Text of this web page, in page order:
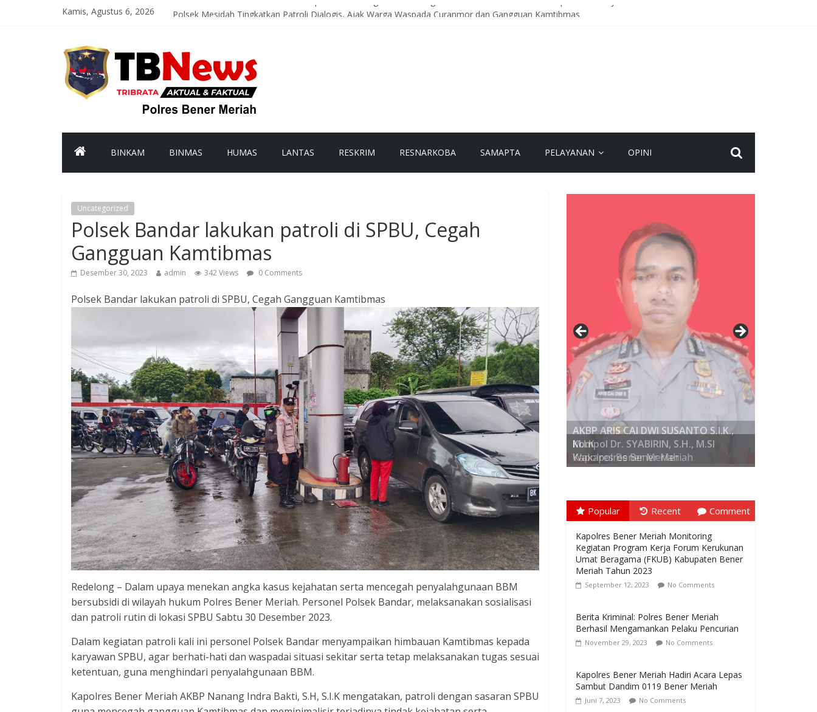
Kamis, Agustus 6, 2026
Satreskrim Polres Bener Meriah Limpahkan Tersangka dan Barang Bukti Kasus Kekerasan terhadap Anak ke Kejaksaan
Polres Bener Meriah Ikuti Binrohtal Virtual, Perkuat Integritas dan Spirit Pengabdian Personel
Latih Kemampuan Personel, Satsamapta Polres Bener Meriah Gelar Latihan Dalmas Awal
BINKAM BINMAS HUMAS LANTAS RESKRIM RESNARKOBA SAMAPTA PELAYANAN OPINI
Uncategorized
Polsek Bandar lakukan patroli di SPBU, Cegah
Gangguan Kamtibmas
Desember 30, 2023 admin 342 Views 0 Comments
Polsek Bandar lakukan patroli di SPBU, Cegah Gangguan Kamtibmas
Redelong – Dalam upaya menekan angka kasus kejahatan serta mencegah penyalahgunaan BBM
bersubsidi di wilayah hukum Polres Bener Meriah. Personel Polsek Bandar, melaksanakan sosialisasi
dan patroli rutin di lokasi SPBU Sabtu 30 Desember 2023.
Dalam kegiatan patroli kali ini personel Polsek Bandar menyampaikan himbauan Kamtibmas kepada
karyawan SPBU, agar berhati-hati dan waspadai situasi sekitar serta tetap melaksanakan tugas sesuai
ketentuan, guna menghindari penyalahgunaan BBM.
Kapolres Bener Meriah AKBP Nanang Indra Bakti, S.H, S.I.K mengatakan, patroli dengan sasaran SPBU
AKBP ARIS CAI DWI SUSANTO S.I.K.,
M.I.K
Kapolres Bener Meriah
Kompol Dr. SYABIRIN, S.H., M.SI
Popular Recent Comment
Kapolres Bener Meriah Monitoring
Kegiatan Program Kerja Forum Kerukunan
Umat Beragama (FKUB) Kabupaten Bener
Meriah Tahun 2023
September 12, 2023 No Comments
Berita Kriminal: Polres Bener Meriah
Berhasil Mengamankan Pelaku Pencurian
November 29, 2023 No Comments
Kapolres Bener Meriah Hadiri Acara Lepas
Sambut Dandim 0119 Bener Meriah
Juni 7, 2023 No Comments